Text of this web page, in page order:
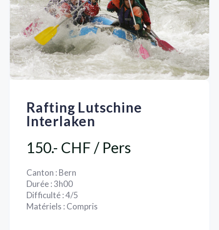
Rafting Lutschine
Interlaken
150.- CHF / Pers
Canton : Bern
Durée : 3h00
Difficulté : 4/5
Matériels : Compris